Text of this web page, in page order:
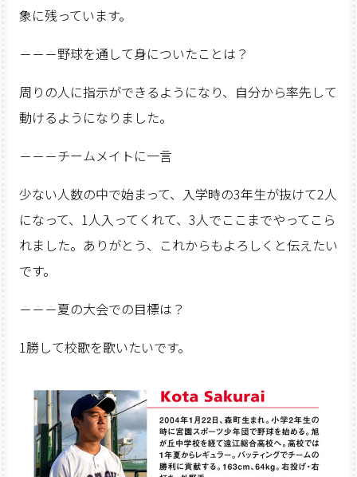
象に残っています。
－－－野球を通して身についたことは？
周りの人に指示ができるようになり、自分から率先して
動けるようになりました。
－－－チームメイトに一言
少ない人数の中で始まって、入学時の3年生が抜けて2人
になって、1人入ってくれて、3人でここまでやってこら
れました。ありがとう、これからもよろしくと伝えたい
です。
－－－夏の大会での目標は？
1勝して校歌を歌いたいです。